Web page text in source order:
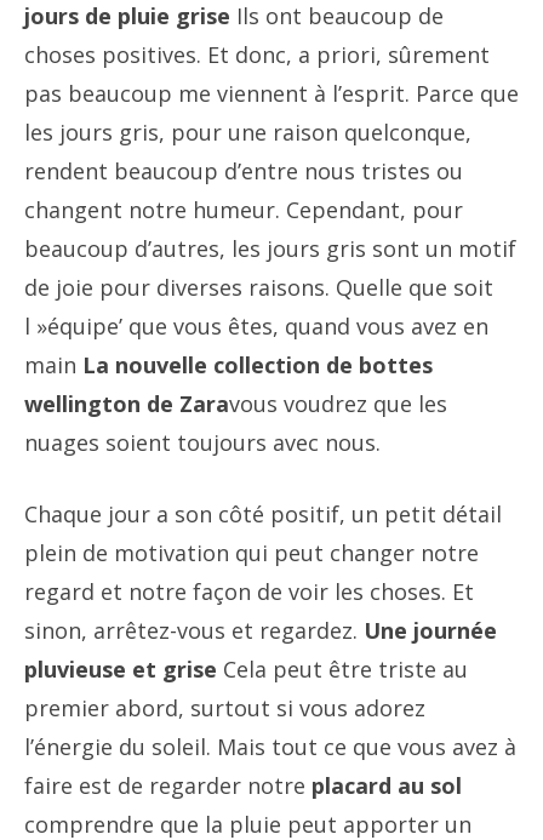
jours de pluie grise Ils ont beaucoup de
choses positives. Et donc, a priori, sûrement
pas beaucoup me viennent à l’esprit. Parce que
les jours gris, pour une raison quelconque,
rendent beaucoup d’entre nous tristes ou
changent notre humeur. Cependant, pour
beaucoup d’autres, les jours gris sont un motif
de joie pour diverses raisons. Quelle que soit
l »équipe’ que vous êtes, quand vous avez en
main La nouvelle collection de bottes
wellington de Zaravous voudrez que les
nuages ​​soient toujours avec nous.
Chaque jour a son côté positif, un petit détail
plein de motivation qui peut changer notre
regard et notre façon de voir les choses. Et
sinon, arrêtez-vous et regardez. Une journée
pluvieuse et grise Cela peut être triste au
premier abord, surtout si vous adorez
l’énergie du soleil. Mais tout ce que vous avez à
faire est de regarder notre placard au sol
comprendre que la pluie peut apporter un